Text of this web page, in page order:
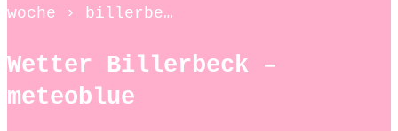
woche › billerbe…
Wetter Billerbeck –
meteoblue